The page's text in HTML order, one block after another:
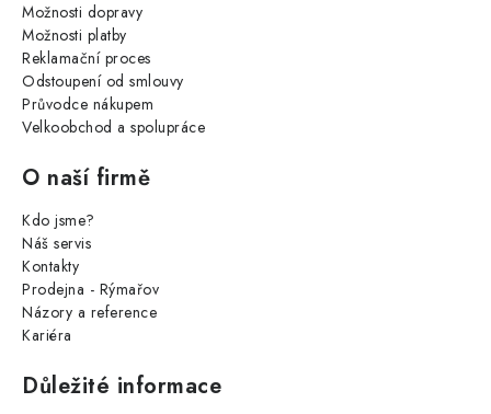
Možnosti dopravy
Možnosti platby
Reklamační proces
Odstoupení od smlouvy
Průvodce nákupem
Velkoobchod a spolupráce
O naší firmě
Kdo jsme?
Náš servis
Kontakty
Prodejna - Rýmařov
Názory a reference
Kariéra
Důležité informace